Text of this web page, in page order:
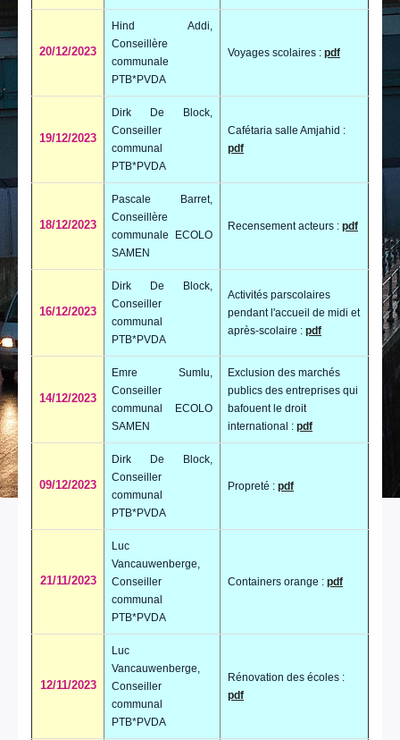
20/12/2023
Hind Addi,
Conseillère
communale
PTB*PVDA
Voyages scolaires : pdf
19/12/2023
Dirk De Block,
Conseiller
communal
PTB*PVDA
Cafétaria salle Amjahid :
pdf
18/12/2023
Pascale Barret,
Conseillère
communale ECOLO
SAMEN
Recensement acteurs : pdf
16/12/2023
Dirk De Block,
Conseiller
communal
PTB*PVDA
Activités parscolaires
pendant l'accueil de midi et
après-scolaire : pdf
14/12/2023
Emre Sumlu,
Conseiller
communal ECOLO
SAMEN
Exclusion des marchés
publics des entreprises qui
bafouent le droit
international : pdf
09/12/2023
Dirk De Block,
Conseiller
communal
PTB*PVDA
Propreté : pdf
21/11/2023
Luc
Vancauwenberge,
Conseiller
communal
PTB*PVDA
Containers orange : pdf
12/11/2023
Luc
Vancauwenberge,
Conseiller
communal
PTB*PVDA
Rénovation des écoles :
pdf